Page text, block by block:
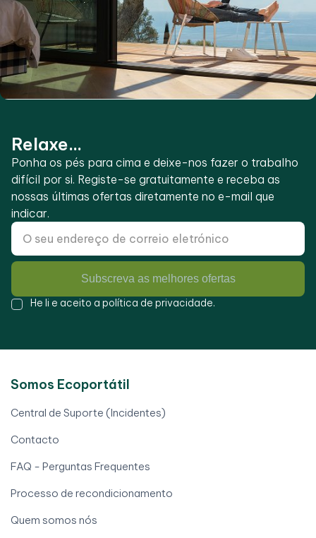
Relaxe...
Ponha os pés para cima e deixe-nos fazer o trabalho
difícil por si. Registe-se gratuitamente e receba as
nossas últimas ofertas diretamente no e-mail que
indicar.
Subscreva as melhores ofertas
He li e aceito a política de privacidade.
Somos Ecoportátil
Central de Suporte (Incidentes)
Contacto
FAQ - Perguntas Frequentes
Processo de recondicionamento
Quem somos nós